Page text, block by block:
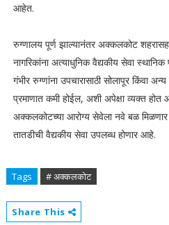
आहेत.
रुग्णालय पूर्ण झाल्यानंतर अक्कलकोट शहरासह
नागरिकांना अत्याधुनिक वैद्यकीय सेवा
गंभीर रुग्णांना उपचारासाठी सोलापूर किंवा
प्रमाणात कमी होईल, अशी अपेक्षा व्यक्त होत
अक्कलकोटच्या आरोग्य सेवेला नवे बळ मिळणार
तातडीची वैद्यकीय सेवा उपलब्ध होणार आहे.
Tags # अक्कलकोट
Share This